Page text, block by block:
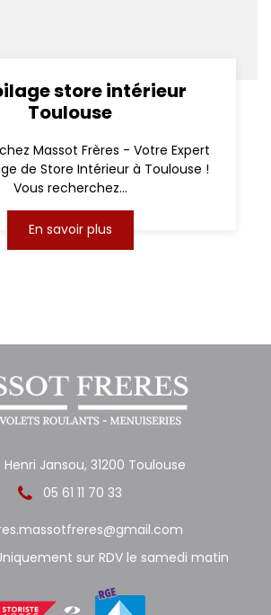
store intérieur
Toulouse
Massot Frères - Votre Expert
de Store Intérieur à Toulouse !
Vous recherchez...
En savoir plus
Henri Jansou, 31200 Toulouse
05 61 11 70 33
sur RDV le samedi matin